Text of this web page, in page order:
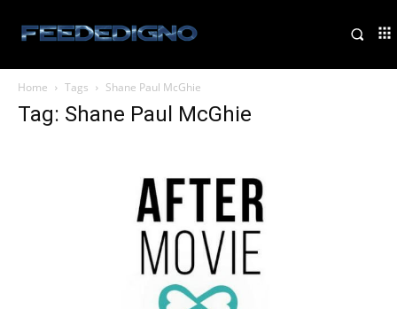
Home Tags Shane Paul McGhie
Tag: Shane Paul McGhie